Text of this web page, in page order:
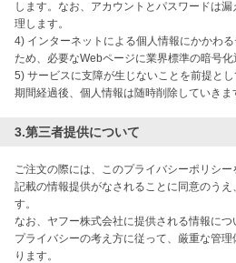
します。なお、アカウントとパスワードは
理します。
4) インターネットによる個人情報にかかわ
ため、必要なWebページに業界標準の暗号化
5) サービスに支障が生じないことを前提と
期間経過後、個人情報は随時削除していきま
3.第三者提供について
ご注文の際には、このプライバシーポリシ
記載の情報提供がなされることに同意のう
す。
なお、ヤフー株式会社に提供される情報に
プライバシーの考え方に従って、厳重な管
ります。